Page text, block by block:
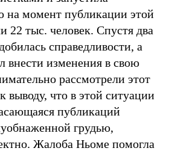
на момент публикации этой
22 тыс. человек. Спустя два
справедливости, а
внести изменения в свою
рассмотрели этот
выводу, что в этой ситуации
публикаций
грудью,
Жалоба Ньоме помогла